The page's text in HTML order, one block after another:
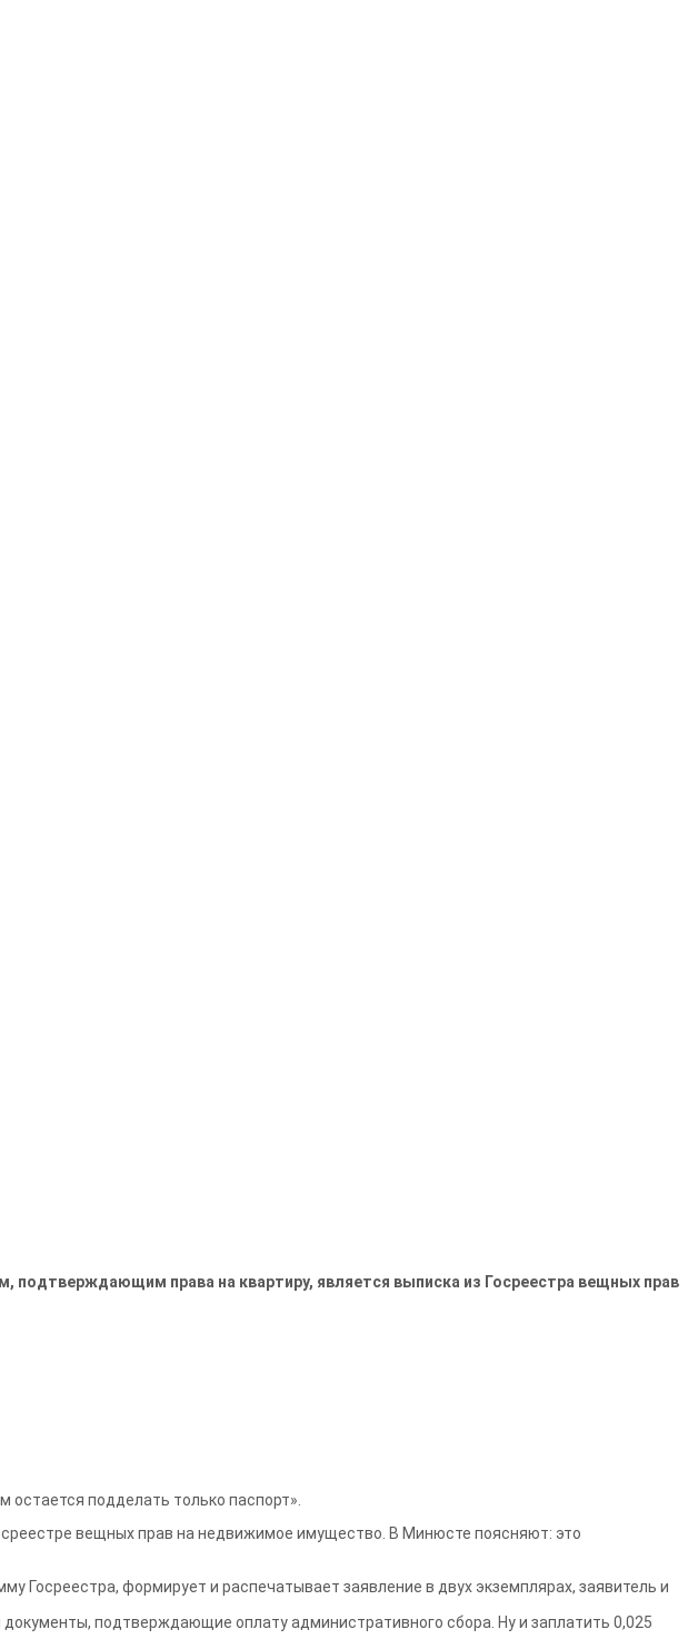
подтверждающим права на квартиру, является выписка из Госреестра вещных прав
подделать только паспорт».
вещных прав на недвижимое имущество. В Минюсте поясняют: это
Госреестра, формирует и распечатывает заявление в двух экземплярах, заявитель и
подтверждающие оплату административного сбора. Ну и заплатить 0,025